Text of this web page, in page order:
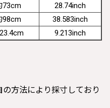
73cm
28.74inch
98cm
38.583inch
9.213inch
方法により採寸しており